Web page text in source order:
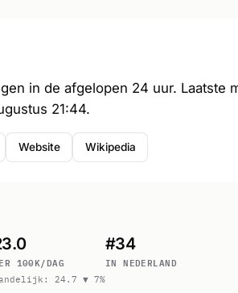
in de afgelopen 24 uur. Laatste
21:44.
Website Wikipedia
100K/DAG
24.7 ▼ 7%
#34
IN NEDERLAND